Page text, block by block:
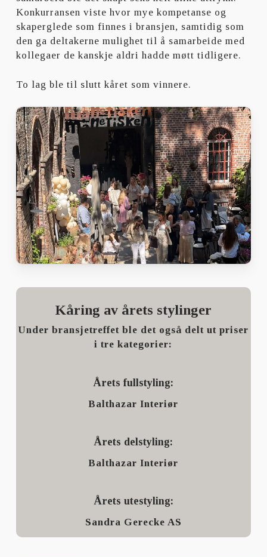
Konkurransen viste hvor mye kompetanse og
skaperglede som finnes i bransjen, samtidig som
den ga deltakerne mulighet til å samarbeide med
kollegaer de kanskje aldri hadde møtt tidligere.
To lag ble til slutt kåret som vinnere.
Kåring av årets stylinger
Under bransjetreffet ble det også delt ut priser
i tre kategorier:
Årets fullstyling:
Balthazar Interiør
Årets delstyling:
Balthazar Interiør
Årets utestyling:
Sandra Gerecke AS